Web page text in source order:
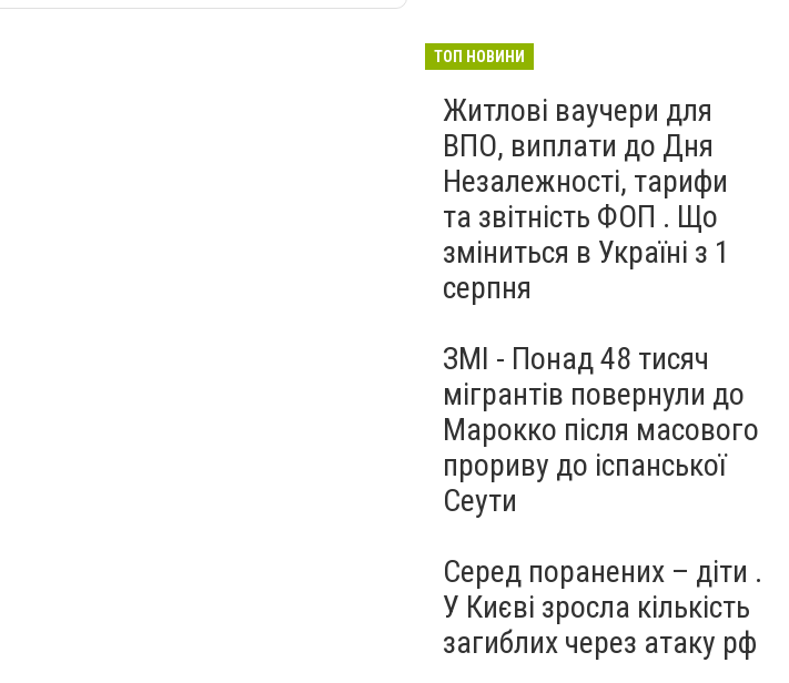
ТОП НОВИНИ
Житлові ваучери для
ВПО, виплати до Дня
Незалежності, тарифи
та звітність ФОП . Що
зміниться в Україні з 1
серпня
ЗМІ - Понад 48 тисяч
мігрантів повернули до
Марокко після масового
прориву до іспанської
Сеути
Серед поранених – діти .
У Києві зросла кількість
загиблих через атаку рф